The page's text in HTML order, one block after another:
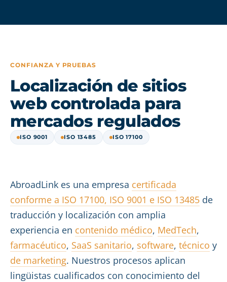
CONFIANZA Y PRUEBAS
Localización de sitios
web controlada para
mercados regulados
ISO 9001 ISO 13485 ISO 17100
AbroadLink es una empresa certificada
conforme a ISO 17100, ISO 9001 e ISO 13485 de
traducción y localización con amplia
experiencia en contenido médico, MedTech,
farmacéutico, SaaS sanitario, software, técnico y
de marketing. Nuestros procesos aplican
lingüistas cualificados con conocimiento del